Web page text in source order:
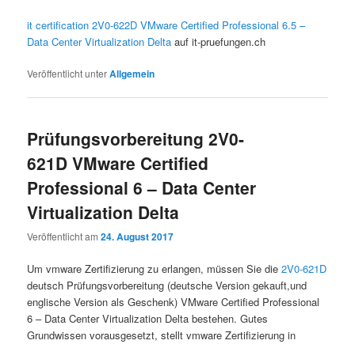
it certification 2V0-622D VMware Certified Professional 6.5 –
Data Center Virtualization Delta auf it-pruefungen.ch
Veröffentlicht unterAllgemein
Prüfungsvorbereitung 2V0-
621D VMware Certified
Professional 6 – Data Center
Virtualization Delta
Veröffentlicht am24. August 2017
Um vmware Zertifizierung zu erlangen, müssen Sie die2V0-621D
deutsch Prüfungsvorbereitung (deutsche Version gekauft,und
englische Version als Geschenk) VMware Certified Professional
6 – Data Center Virtualization Delta bestehen. Gutes
Grundwissen vorausgesetzt, stellt vmware Zertifizierung in